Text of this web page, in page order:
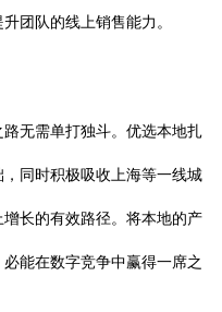
团队的线上销售能力。
无需单打独斗。优选本地扎
同时积极吸收上海等一线城
长的有效路径。将本地的产
能在数字竞争中赢得一席之